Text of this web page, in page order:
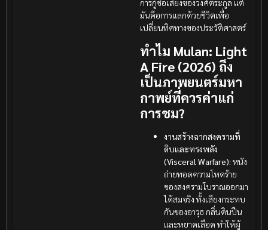
การกู้ชื่อเสียงของวงศ์ตระกูล แต่
มันคือการแลกด้วยชีวิตเพื่อ
เปลี่ยนทิศทางของประวัติศาสตร์
ทำไม Mulan: Light
A Fire (2026) ถึง
เป็นภาพยนตร์มหา
กาพย์ที่ควรค่าแก่
การชม?
งานสร้างฉากสงครามที่
ดิบและทรงพลัง
(Visceral Warfare): หนัง
ถ่ายทอดความโหดร้าย
ของสงครามโบราณออกมา
ได้สมจริง ทั้งเสียงกระทบ
กันของอาวุธ กลิ่นดินปืน
และหยาดเลือด ทำให้ผู้